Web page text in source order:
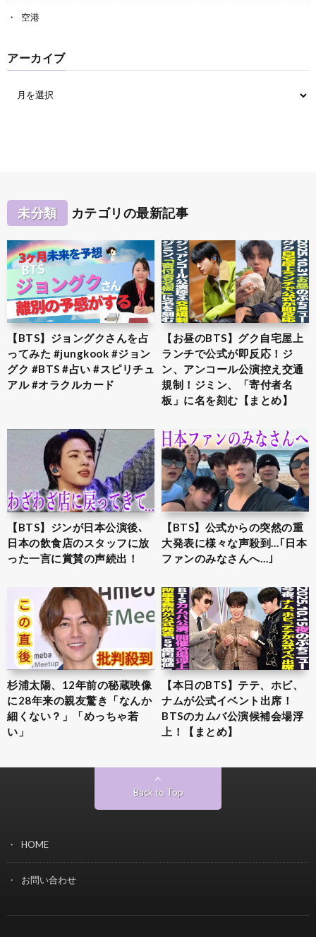
空港
アーカイブ
未分類 カテゴリの最新記事
【BTS】ジョングクさんを占
ってみた #jungkook #ジョン
グク #BTS #占い #スピリチュ
アル #オラクルカード
【お昼のBTS】グク自宅屋上
ランチで公式が即反応！ジ
ン、アンコール公演控え交通
規制！ジミン、「寄付者名
板」に名を刻む【まとめ】
【BTS】ジンが日本公演後､
日本の飲食店のスタッフに放
った一言に賞賛の声続出！
【BTS】公式からの突然の重
大発表に様々な声殺到…｢日本
ファンのみなさんへ…｣
杉浦太陽、12年前の秘蔵映像
に28年来の親友驚き「なんか
細くない？」「めっちゃ若
い」
【本日のBTS】テテ、ホビ、
ナムが公式イベント出席！
BTSのカムバ公演候補会場浮
上！【まとめ】
Back to Top
HOME
お問い合わせ